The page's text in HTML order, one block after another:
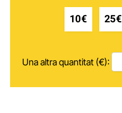
10€ 25€
Una altra quantitat (€):